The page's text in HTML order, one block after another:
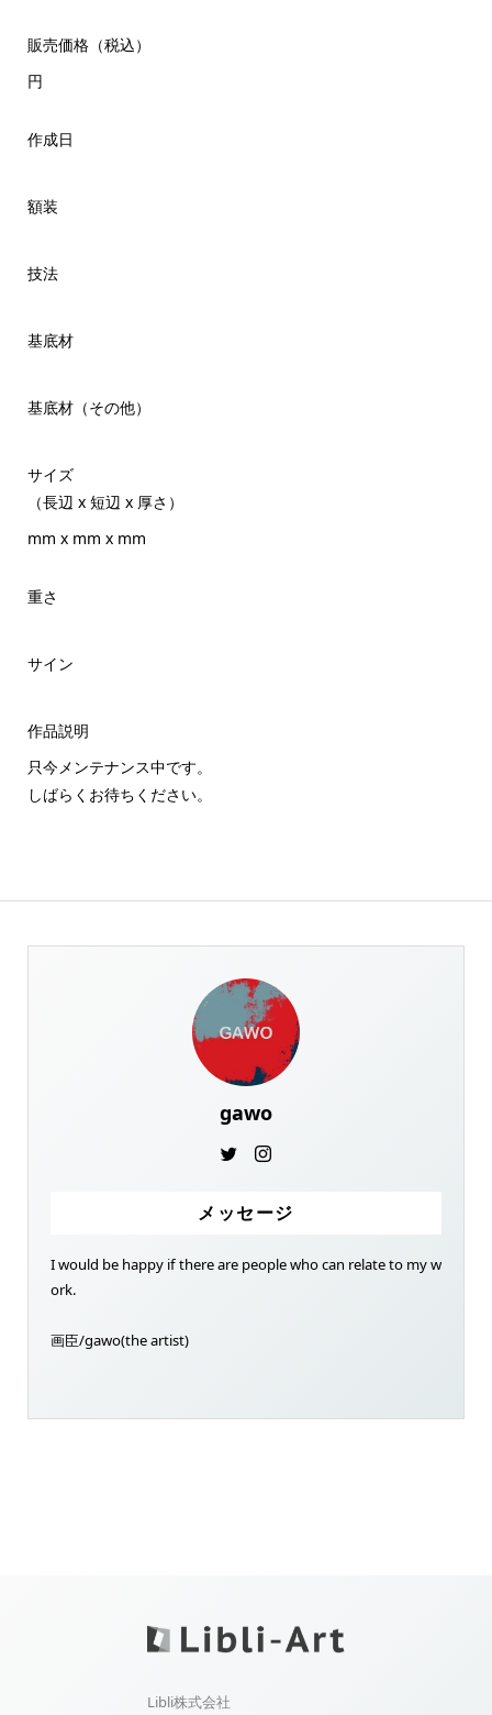
販売価格（税込）
円
作成日
額装
技法
基底材
基底材（その他）
サイズ
（長辺 x 短辺 x 厚さ）
mm x mm x mm
重さ
サイン
作品説明
只今メンテナンス中です。
しばらくお待ちください。
gawo
メッセージ
I would be happy if there are people who can relate to my w
ork.
画臣/gawo(the artist)
Libli株式会社